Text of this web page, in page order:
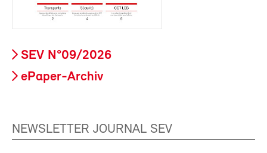
SEV N°09/2026
ePaper-Archiv
NEWSLETTER JOURNAL SEV